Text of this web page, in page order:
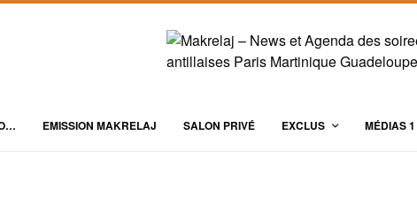
EMISSION MAKRELAJ SALON PRIVÉ EXCLUS MÉDIAS 1